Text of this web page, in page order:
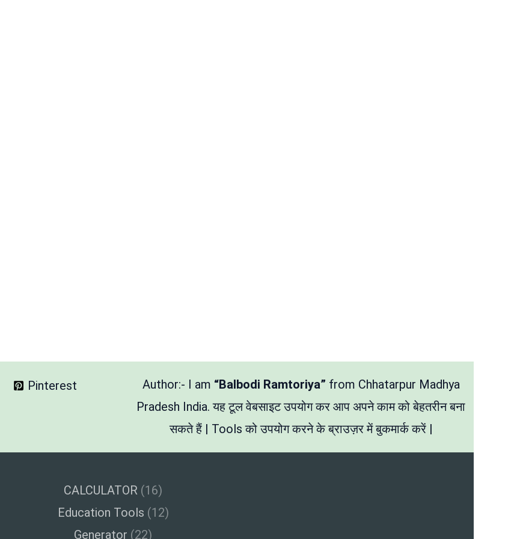
Pinterest Author:- I am “Balbodi Ramtoriya” from Chhatarpur Madhya
Pradesh India. यह टूल वेबसाइट उपयोग कर आप अपने काम को बेहतरीन बना
सकते हैं | Tools को उपयोग करने के ब्राउज़र में बुकमार्क करें |
CALCULATOR (16)
Education Tools (12)
Generator (22)